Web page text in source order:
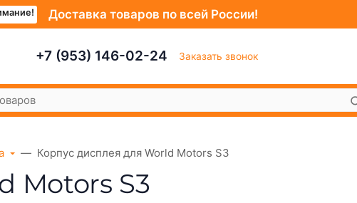
Доставка товаров по всей России!
+7 (953) 146-02-24 Заказать звонок
Корпус дисплея для World Motors S3
Motors S3